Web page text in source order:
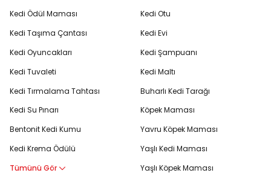
Kedi Ödül Maması
Kedi Taşıma Çantası
Kedi Oyuncakları
Kedi Tuvaleti
Kedi Tırmalama Tahtası
Kedi Su Pınarı
Bentonit Kedi Kumu
Kedi Krema Ödülü
Tümünü Gör
Kedi Otu
Kedi Evi
Kedi Şampuanı
Kedi Maltı
Buharlı Kedi Tarağı
Köpek Maması
Yavru Köpek Maması
Yaşlı Kedi Maması
Yaşlı Köpek Maması